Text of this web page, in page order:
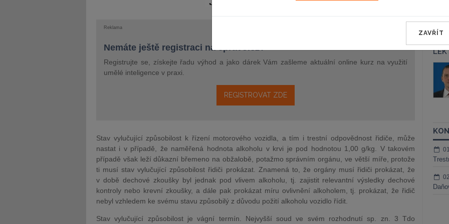
Reklama
Nemáte ještě registraci na epravo.cz?
Registrujte se, získejte řadu výhod a jako dárek Vám zašleme aktuální online kurz na využití
umělé inteligence v praxi.
REGISTROVAT ZDE
Stav vylučující způsobilost k řízení motorového vozidla, a tím i trestní odpovědnost řidiče, může
nastat i v případě, že naměřená hodnota alkoholu v krvi je pod hodnotou 1,00 g/kg. V takovém
případě však leží důkazní břemeno na obžalobě, potažmo správním orgánu, ve větší míře, protože
ti musí stav vylučující způsobilost řidiči prokázat. Znamená to, že orgány musí řidiči prokázat, že
v době dechové zkoušky byl jednak pod vlivem alkoholu, tj. zajistit relevantní výsledky dechové
kontroly nebo krevní zkoušky, a dále pak prokázat míru ovlivnění alkoholem, tj. prokázat, že řidič
nebyl vzhledem ke svému stavu způsobilý z důvodu požití alkoholu vozidlo řídit.
Stav vylučující způsobilost je vágní termín. Nejvyšší soud ve svém rozhodnutí sp. zn. 3 Tdo
JUDr. Tomáš Nielsen
JUDr. Tomáš Sokol
JUDr. Martin Maisner, Ph.D.,
ZAVŘÍT